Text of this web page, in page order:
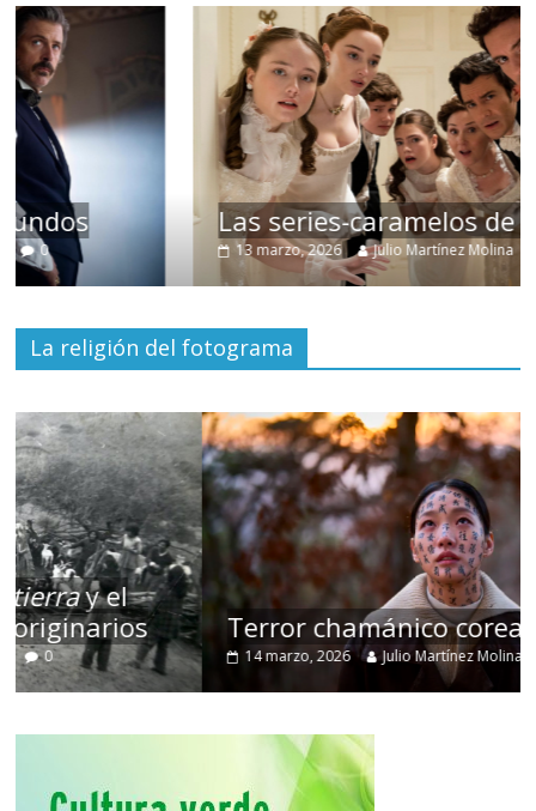
Las series-caramelos de Shondaland
13 marzo, 2026 Julio Martínez Molina 0
La religión del fotograma
Terror chamánico coreano
14 marzo, 2026 Julio Martínez Molina 0